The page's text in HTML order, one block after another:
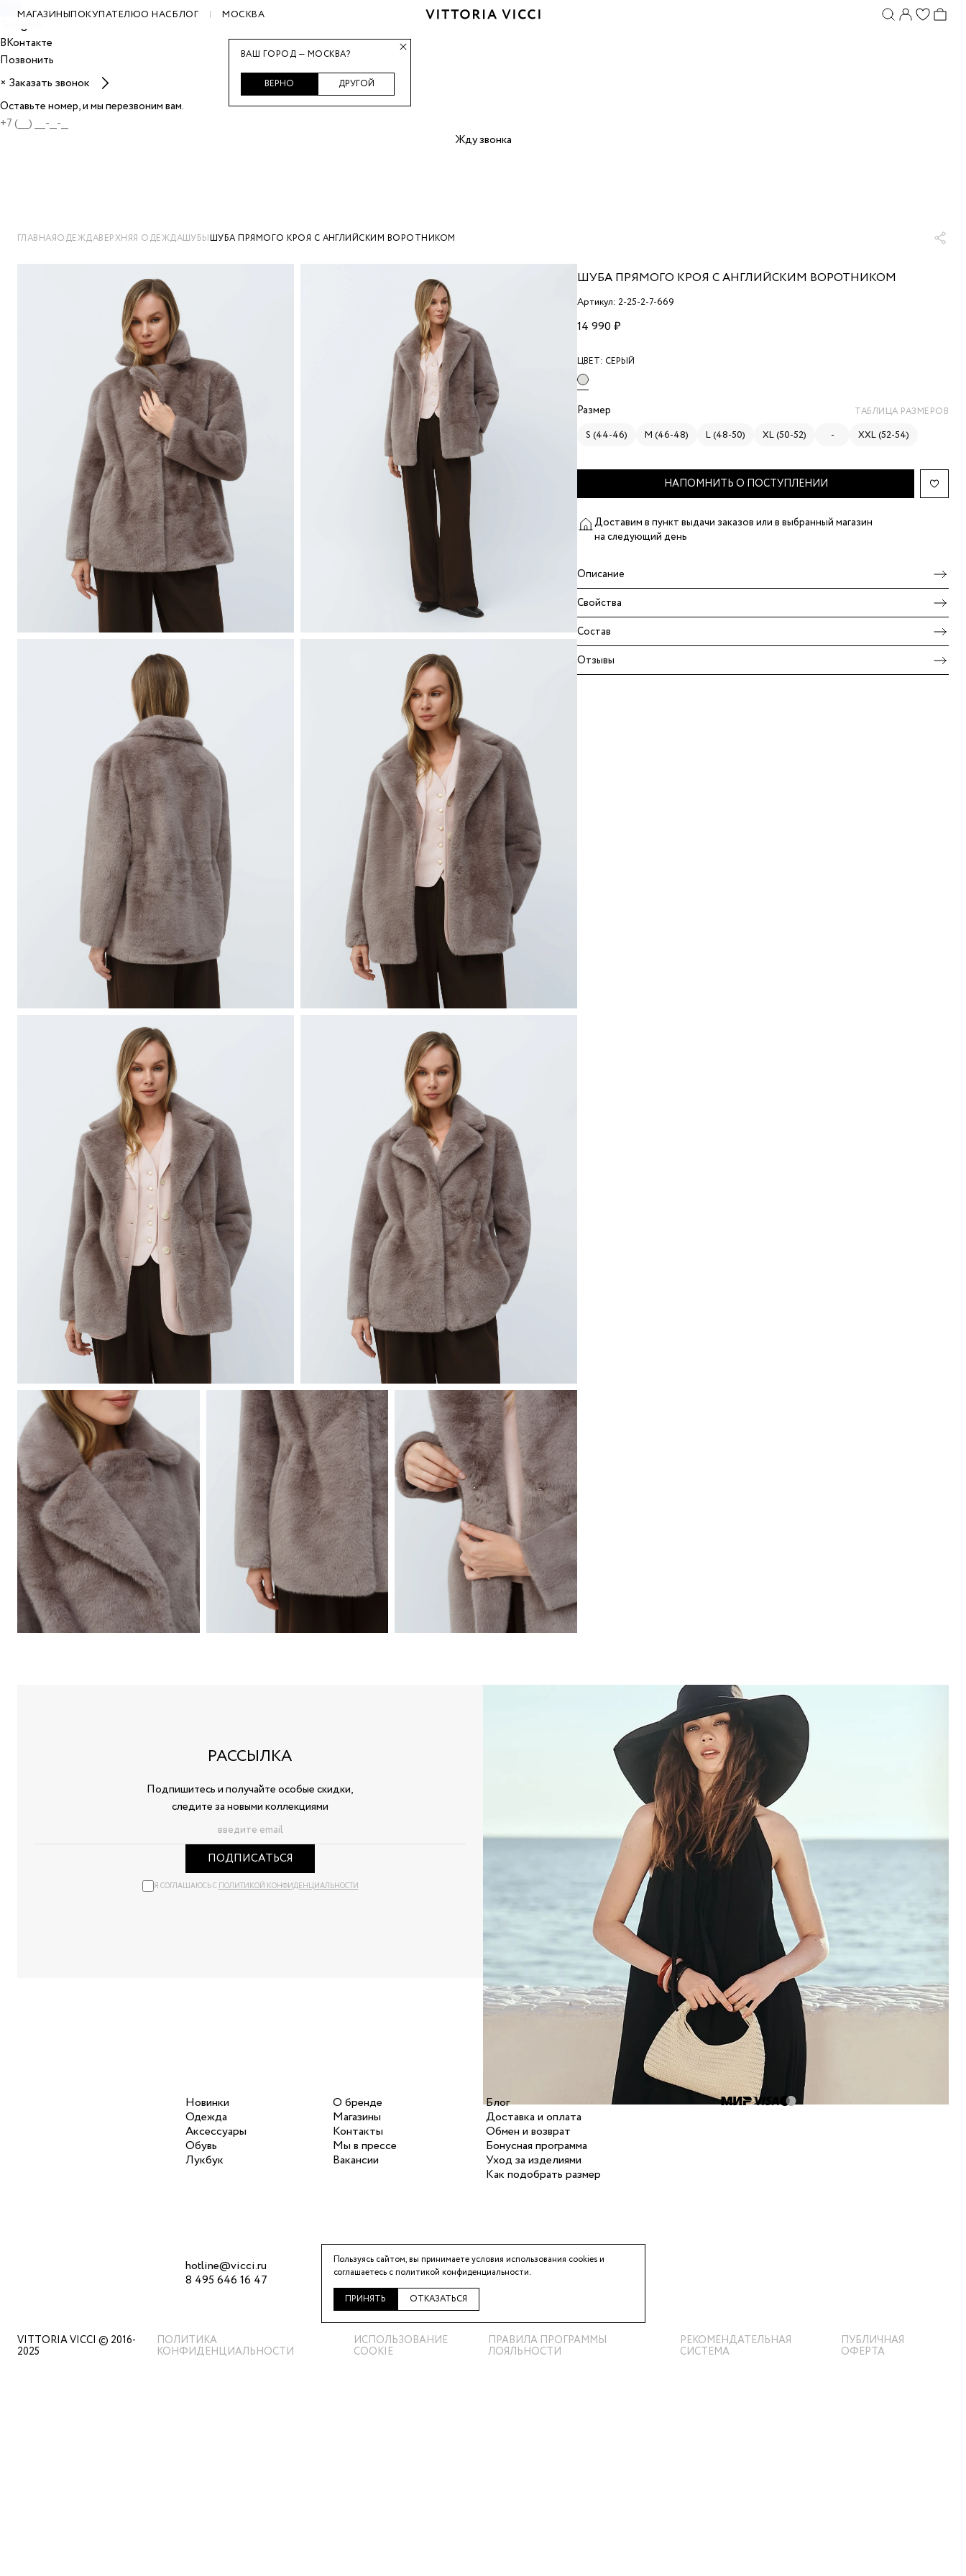
Max
Telegram
ВКонтакте
Позвонить
× Заказать звонок
Оставьте номер, и мы перезвоним вам.
Жду звонка
МАГАЗИНЫПОКУПАТЕЛЮО НАСБЛОГ МОСКВА
ГЛАВНАЯОДЕЖДАВЕРХНЯЯ ОДЕЖДАШУБЫШУБА ПРЯМОГО КРОЯ С АНГЛИЙСКИМ ВОРОТНИКОМ
ШУБА ПРЯМОГО КРОЯ С АНГЛИЙСКИМ ВОРОТНИКОМ
Артикул: 2-25-2-7-669
14 990 ₽
ЦВЕТ: СЕРЫЙ
Размер ТАБЛИЦА РАЗМЕРОВ
S (44-46) M (46-48) L (48-50) XL (50-52) - XXL (52-54)
НАПОМНИТЬ О ПОСТУПЛЕНИИ
Доставим в пункт выдачи заказов или в выбранный магазин
на следующий день
Описание
Свойства
Состав
Отзывы
РАССЫЛКА
Подпишитесь и получайте особые скидки,
следите за новыми коллекциями
ПОДПИСАТЬСЯ
Я СОГЛАШАЮСЬ СПОЛИТИКОЙ КОНФИДЕНЦИАЛЬНОСТИ
Новинки
Одежда
Аксессуары
Обувь
Лукбук
hotline@vicci.ru
8 495 646 16 47
О бренде
Магазины
Контакты
Мы в прессе
Вакансии
Telegram
ВКонтакте
Блог
Доставка и оплата
Обмен и возврат
Бонусная программа
Уход за изделиями
Как подобрать размер
VITTORIA VICCI © 2016-
2025
ПОЛИТИКА
КОНФИДЕНЦИАЛЬНОСТИ
ИСПОЛЬЗОВАНИЕ
COOKIE
ПРАВИЛА ПРОГРАММЫ
ЛОЯЛЬНОСТИ
РЕКОМЕНДАТЕЛЬНАЯ
СИСТЕМА
ПУБЛИЧНАЯ
ОФЕРТА
Пользуясь сайтом, вы принимаете условия использования cookies и
соглашаетесь сполитикой конфиденциальности.
ПРИНЯТЬ ОТКАЗАТЬСЯ
ВАШ ГОРОД — МОСКВА?
ВЕРНО ДРУГОЙ